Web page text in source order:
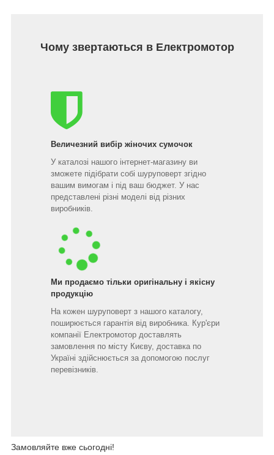
Чому звертаються в Електромотор
Величезний вибір жіночих сумочок
У каталозі нашого інтернет-магазину ви
зможете підібрати собі шуруповерт згідно
вашим вимогам і під ваш бюджет. У нас
представлені різні моделі від різних
виробників.
Ми продаємо тільки оригінальну і якісну
продукцію
На кожен шуруповерт з нашого каталогу,
поширюється гарантія від виробника. Кур'єри
компанії Електромотор доставлять
замовлення по місту Києву, доставка по
Україні здійснюється за допомогою послуг
перевізників.
Замовляйте вже сьогодні!